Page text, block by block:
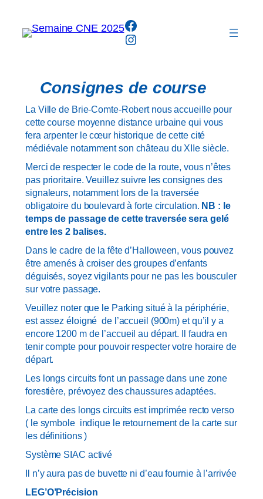
contenu
Facebook
Instagram
Consignes de course
La Ville de Brie-Comte-Robert nous accueille pour
cette course moyenne distance urbaine qui vous
fera arpenter le cœur historique de cette cité
médiévale notamment son château du XIIe siècle.
Merci de respecter le code de la route, vous n’êtes
pas prioritaire. Veuillez suivre les consignes des
signaleurs, notamment lors de la traversée
obligatoire du boulevard à forte circulation. NB : le
temps de passage de cette traversée sera gelé
entre les 2 balises.
Dans le cadre de la fête d’Halloween, vous pouvez
être amenés à croiser des groupes d’enfants
déguisés, soyez vigilants pour ne pas les bousculer
sur votre passage.
Veuillez noter que le Parking situé à la périphérie,
est assez éloigné de l’accueil (900m) et qu’il y a
encore 1200 m de l’accueil au départ. Il faudra en
tenir compte pour pouvoir respecter votre horaire de
départ.
Les longs circuits font un passage dans une zone
forestière, prévoyez des chaussures adaptées.
La carte des longs circuits est imprimée recto verso
( le symbole indique le retournement de la carte sur
les définitions )
Système SIAC activé
Il n’y aura pas de buvette ni d’eau fournie à l’arrivée
LEG’O’Précision